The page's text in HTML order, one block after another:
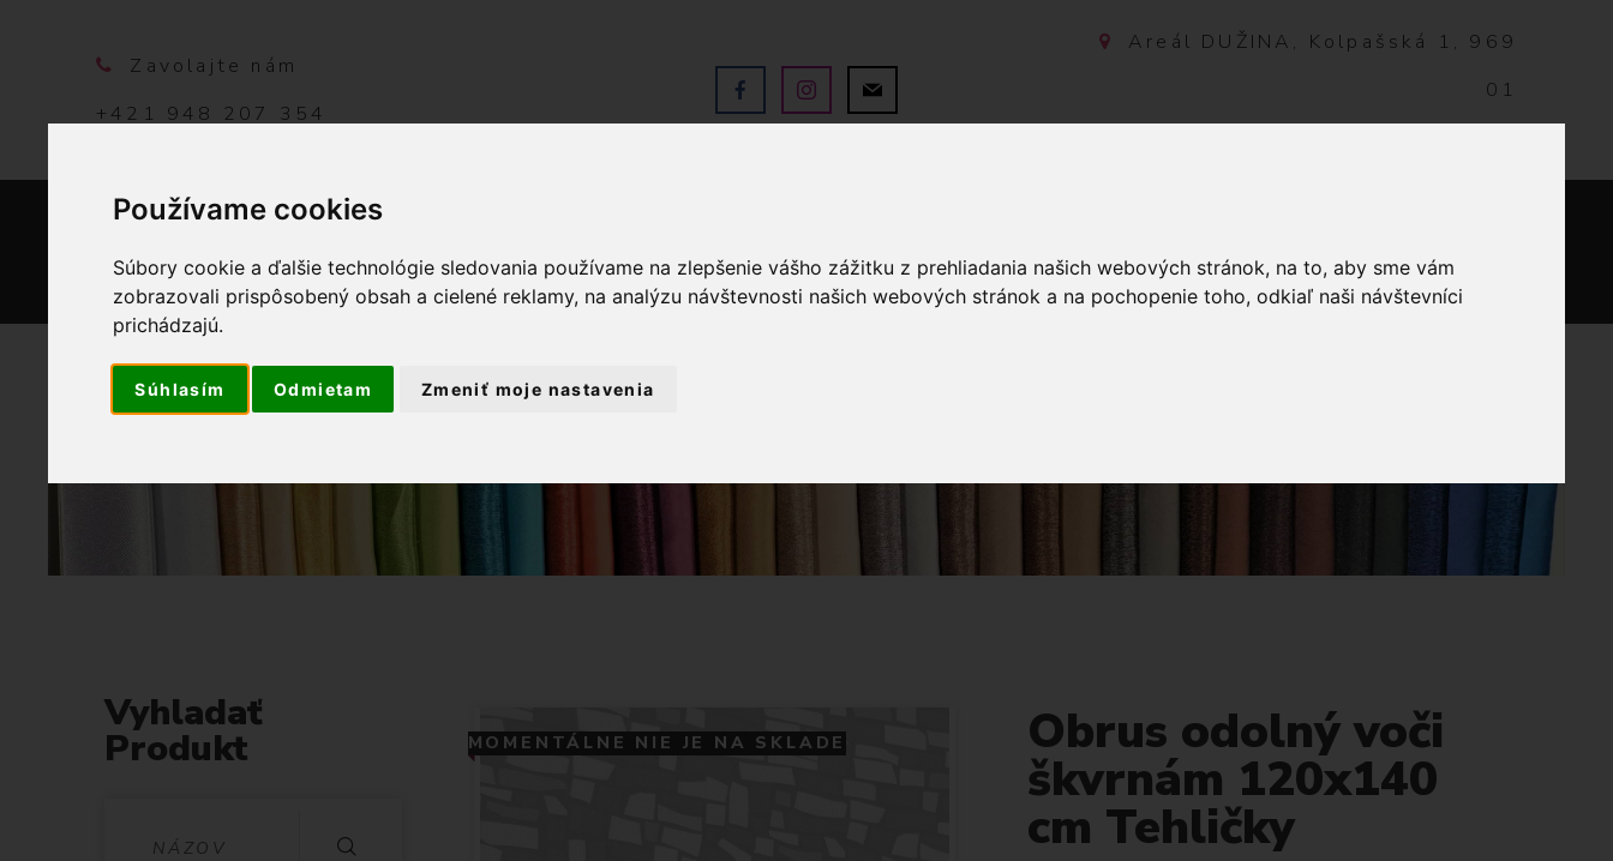
Používame cookies
Súbory cookie a ďalšie technológie sledovania používame na zlepšenie vášho zážitku z prehliadania našich webových stránok, na to, aby sme vám
zobrazovali prispôsobený obsah a cielené reklamy, na analýzu návštevnosti našich webových stránok a na pochopenie toho, odkiaľ naši návštevníci
prichádzajú.
Súhlasím Odmietam Zmeniť moje nastavenia
Zavolajte nám
+421 948 207 354
Areál DUŽINA, Kolpašská 1, 969
01
MOMENTÁLNE NIE JE NA SKLADE Obrus odolný voči
škvrnám 120x140
cm Tehličky
Vyhladať
Produkt